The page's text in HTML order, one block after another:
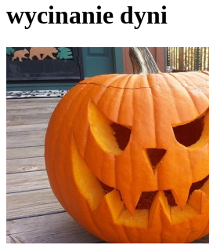
wycinanie dyni